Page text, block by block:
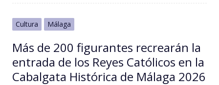
Cultura Málaga
Más de 200 figurantes recrearán la
entrada de los Reyes Católicos en la
Cabalgata Histórica de Málaga 2026